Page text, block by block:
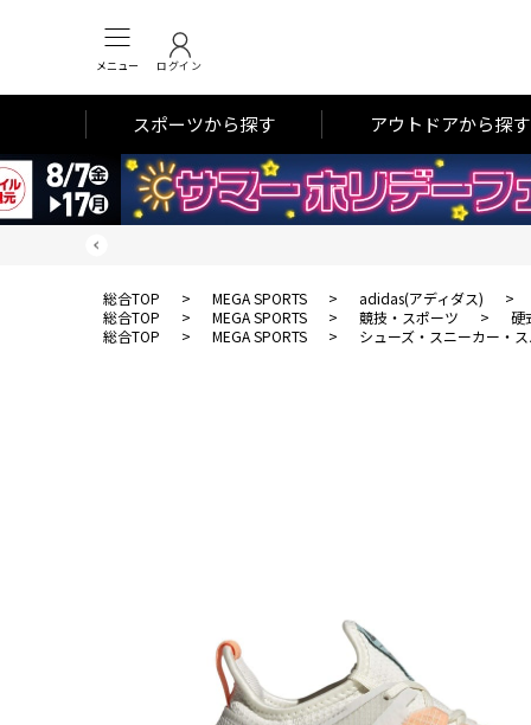
メニュー ログイン
スポーツから探す アウトドアから探す
総合TOP > MEGA SPORTS > adidas(アディダス)
>
総合TOP
> MEGA SPORTS > 競技・スポーツ >
硬
総合TOP
> MEGA SPORTS > シューズ・スニーカー・